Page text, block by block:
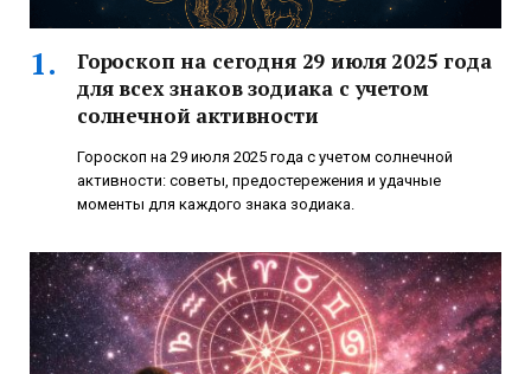
Гороскоп на сегодня 29 июля 2025 года
для всех знаков зодиака с учетом
солнечной активности
Гороскоп на 29 июля 2025 года с учетом солнечной
активности: советы, предостережения и удачные
моменты для каждого знака зодиака.